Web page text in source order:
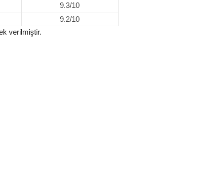
9.3/10
9.2/10
verilmiştir.